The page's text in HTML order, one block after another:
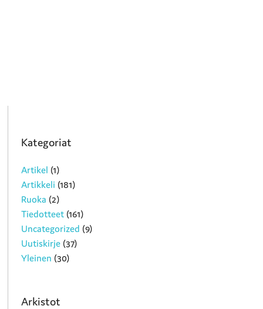
Kategoriat
Artikel (1)
Artikkeli (181)
Ruoka (2)
Tiedotteet (161)
Uncategorized (9)
Uutiskirje (37)
Yleinen (30)
Arkistot